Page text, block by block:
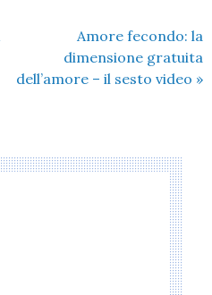
Amore fecondo: la
dimensione gratuita
dell’amore – il sesto video »